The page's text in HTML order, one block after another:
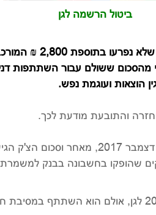
ביטול הרשמה לגן
הנתבעת טענה כי לא היה כל פגם בכך שפרעה